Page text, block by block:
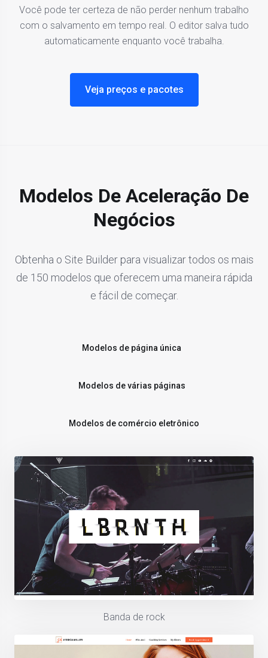
Você pode ter certeza de não perder nenhum trabalho
com o salvamento em tempo real. O editor salva tudo
automaticamente enquanto você trabalha.
Veja preços e pacotes
Modelos De Aceleração De
Negócios
Obtenha o Site Builder para visualizar todos os mais
de 150 modelos que oferecem uma maneira rápida
e fácil de começar.
Modelos de página única
Modelos de várias páginas
Modelos de comércio eletrônico
Banda de rock